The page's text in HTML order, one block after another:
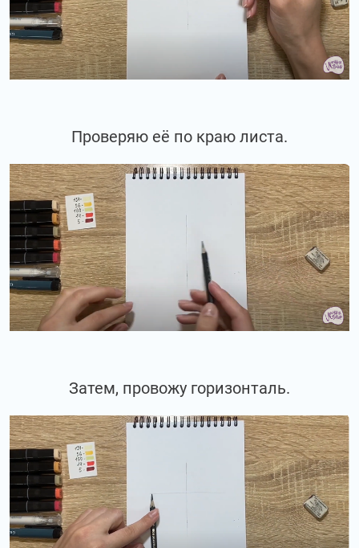
Проверяю её по краю листа.
Затем, провожу горизонталь.